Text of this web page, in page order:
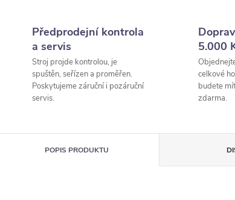
Předprodejní kontrola
a servis
Stroj projde kontrolou, je
spuštěn, seřízen a proměřen.
Poskytujeme záruční i pozáruční
servis.
5.000
celkové
budete
zdarma.
POPIS PRODUKTU